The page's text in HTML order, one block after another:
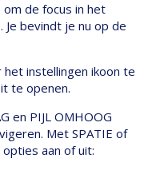
om de focus in het
bevindt je nu op de
het instellingen ikoon te
te openen.
en PIJL OMHOOG
Met SPATIE of
aan of uit: